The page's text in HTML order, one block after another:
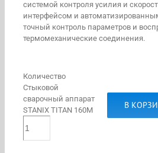
системой контроля усилия и
интерфейсом и
точный контроль параметров и
термомеханические соединения.
Количество
Стыковой
сварочный аппарат
STANIX TITAN 160M
В